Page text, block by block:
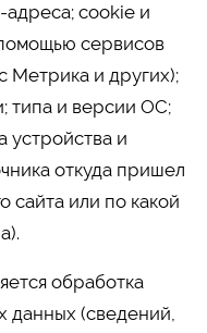
адреса; cookie и
сервисов
Метрика и других);
типа и версии ОС;
устройства и
откуда пришел
сайта или по какой
обработка
данных (сведений,